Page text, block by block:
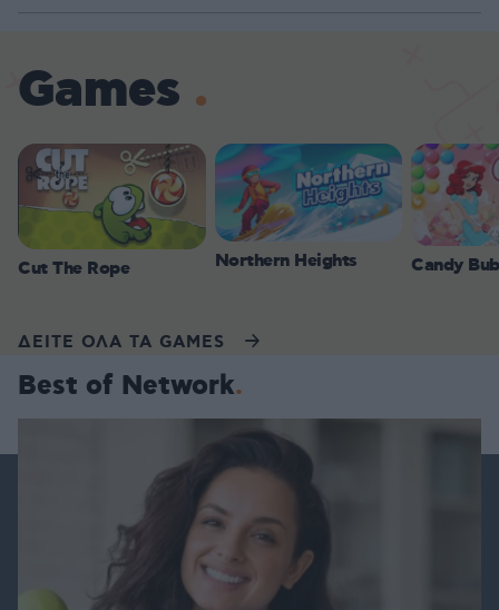
Games
Cut The Rope Northern Heights Candy
ΔΕΙΤΕ ΟΛΑ ΤΑ GAMES
Best of Network